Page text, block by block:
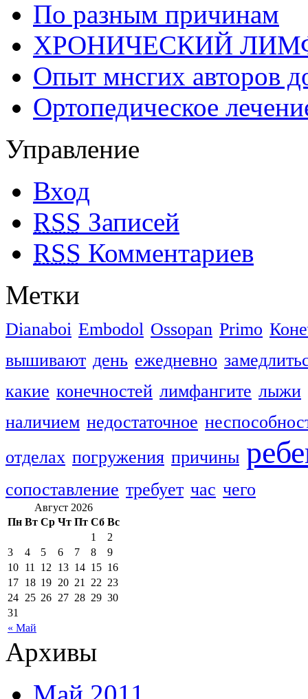
По разным причинам
ХРОНИЧЕСКИЙ
Опыт мнсгих авторов
Ортопедическое
Управление
Вход
RSS Записей
RSS Комментариев
Метки
Dianaboi Embodol Ossopan Primo
вышивают день ежедневно
какие конечностей лимфангите лыжи
наличием недостаточное
отделах погружения причины
сопоставление требует час чего
Август 2026
Пн Вт Ср Чт Пт Сб Вс
« Май
1
2
3
4 5 6 7 8
9
10 11 12 13 14 15 16
17 18 19 20 21 22 23
24 25 26 27 28 29 30
31
Архивы